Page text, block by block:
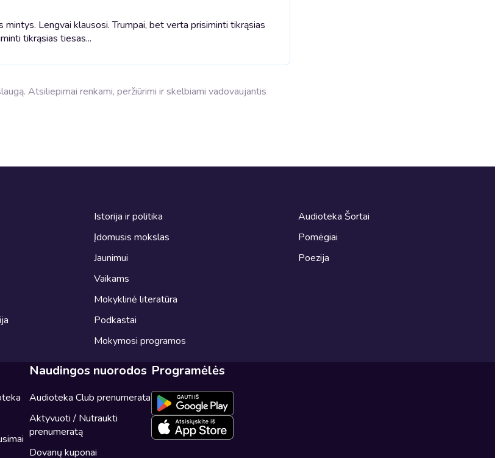
Lengvai klausosi. Trumpai, bet verta prisiminti tikrąsias
tikrąsias tiesas...
Atsiliepimai renkami, peržiūrimi ir skelbiami vadovaujantis
Istorija ir politika
Įdomusis mokslas
Jaunimui
Vaikams
Mokyklinė literatūra
Podkastai
Mokymosi programos
Audioteka Šortai
Pomėgiai
Poezija
Naudingos nuorodos
Audioteka Club prenumerata
Aktyvuoti / Nutraukti
prenumeratą
Dovanų kuponai
Programėlės